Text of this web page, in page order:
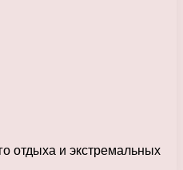
отдыха и экстремальных